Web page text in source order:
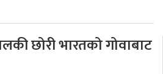
छोरी भारतको गोवाबाट